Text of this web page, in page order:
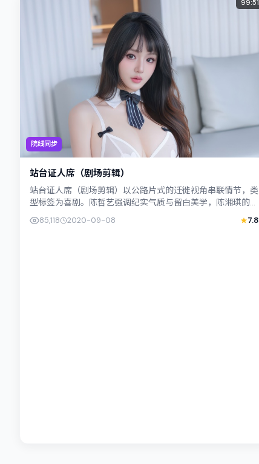
院线同步
99:51
站台证人席（剧场剪辑）
站台证人席（剧场剪辑）以公路片式的迁徙视角串联情节，类
型标签为喜剧。陈哲艺强调纪实气质与留白美学，陈湘琪的表
演在外冷内热之间切换；若你正在查找日...
85,118 2020-09-08 7.8